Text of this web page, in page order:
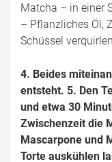
Matcha – in einer
– Pflanzliches Öl,
Schüssel
4. Beides
entsteht. 5. Den
und etwa 30
Zwischenzeit die
Mascarpone und
Torte auskühlen